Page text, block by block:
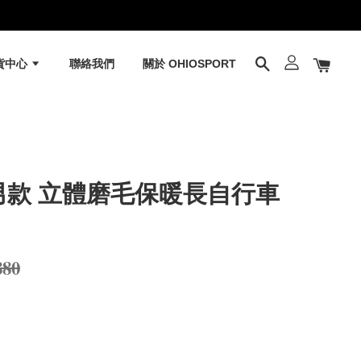
中心 聯絡我們 關於 OHIOSPORT
立體磨毛保暖長自行車